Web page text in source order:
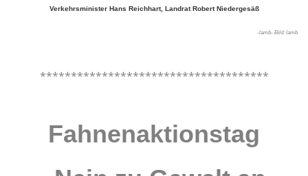
Verkehrsminister Hans Reichhart, Landrat Robert Niedergesäß
-lamb- Bild: lamb
*************************************
Fahnenaktionstag